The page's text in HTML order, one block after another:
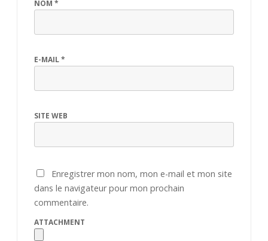
NOM *
E-MAIL*
SITE WEB
Enregistrer mon nom, mon e-mail et mon site
dans le navigateur pour mon prochain
commentaire.
ATTACHMENT